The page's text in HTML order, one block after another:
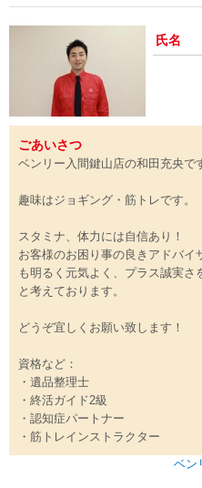
氏名
ごあいさつ
ベンリー入間鍵山店の和田充央で
趣味はジョギング・筋トレです。
スタミナ、体力には自信あり！
お客様のお困り事の良きアドバ
も明るく元気よく、プラス誠実
と考えております。
どうぞ宜しくお願い致します！
資格など：
・遺品整理士
・終活ガイド2級
・認知症パートナー
・筋トレインストラクター
ベン